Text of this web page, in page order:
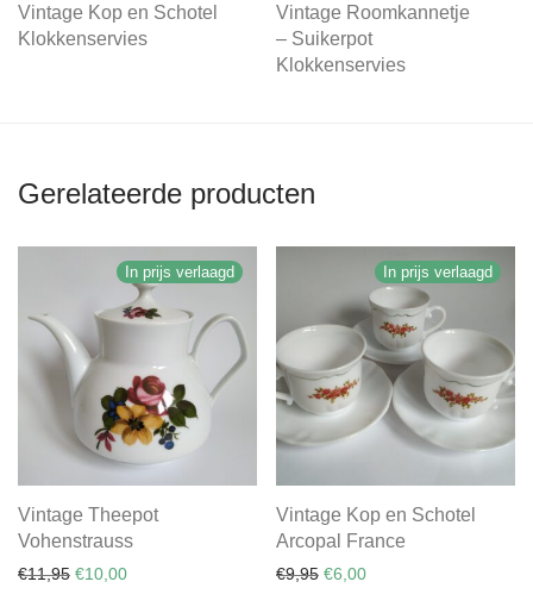
Vintage Kop en Schotel
Klokkenservies
Vintage Roomkannetje
– Suikerpot
Klokkenservies
Gerelateerde producten
In prijs verlaagd
Vintage Theepot
Vohenstrauss
€11,95 Oorspronkelijke prijs was: €11,95.
€10,00Huidige prijs is: €10,00.
In prijs verlaagd
Vintage Kop en Schotel
Arcopal France
€9,95 Oorspronkelijke prijs was:
€6,00Huidige prijs is: €6,00.